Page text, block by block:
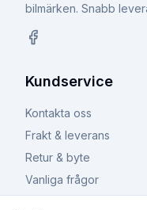
bilmärken. Snabb
Kundservice
Kontakta oss
Frakt & leverans
Retur & byte
Vanliga frågor